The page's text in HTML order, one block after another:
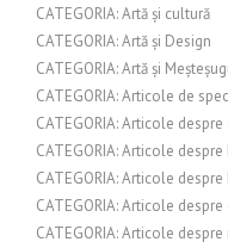
CATEGORIA: Artă și cultură
CATEGORIA: Artă și Design
CATEGORIA: Artă și
CATEGORIA: Articole de
CATEGORIA: Articole
CATEGORIA: Articole despre
CATEGORIA: Articole
CATEGORIA: Articole
CATEGORIA: Articole